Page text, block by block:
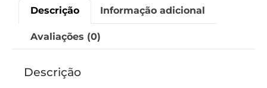
Descrição Informação adicional
Avaliações (0)
Descrição